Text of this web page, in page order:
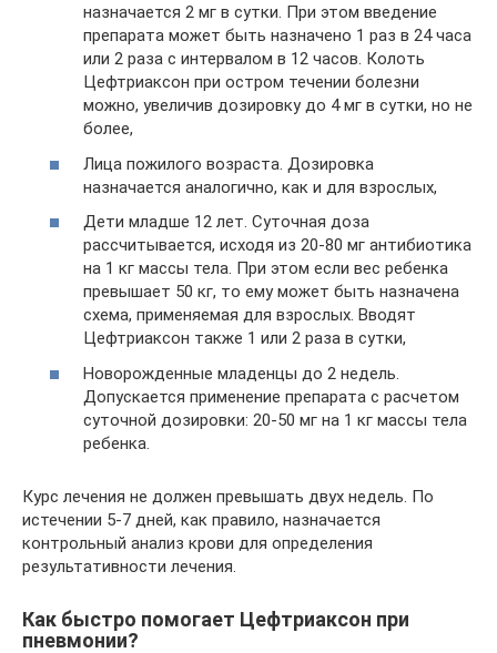
назначается 2 мг в сутки. При этом введение
препарата может быть назначено 1 раз в 24 часа
или 2 раза с интервалом в 12 часов. Колоть
Цефтриаксон при остром течении болезни
можно, увеличив дозировку до 4 мг в сутки, но не
более,
Лица пожилого возраста. Дозировка
назначается аналогично, как и для взрослых,
Дети младше 12 лет. Суточная доза
рассчитывается, исходя из 20-80 мг антибиотика
на 1 кг массы тела. При этом если вес ребенка
превышает 50 кг, то ему может быть назначена
схема, применяемая для взрослых. Вводят
Цефтриаксон также 1 или 2 раза в сутки,
Новорожденные младенцы до 2 недель.
Допускается применение препарата с расчетом
суточной дозировки: 20-50 мг на 1 кг массы тела
ребенка.
Курс лечения не должен превышать двух недель. По
истечении 5-7 дней, как правило, назначается
контрольный анализ крови для определения
результативности лечения.
Как быстро помогает Цефтриаксон при
пневмонии?